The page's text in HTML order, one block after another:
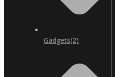
Gadgets(2)